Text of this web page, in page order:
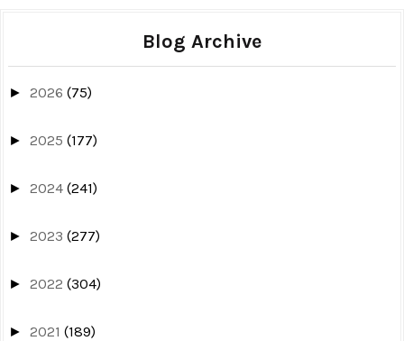
Blog Archive
► 2026 (75)
► 2025 (177)
► 2024 (241)
► 2023 (277)
► 2022 (304)
► 2021 (189)